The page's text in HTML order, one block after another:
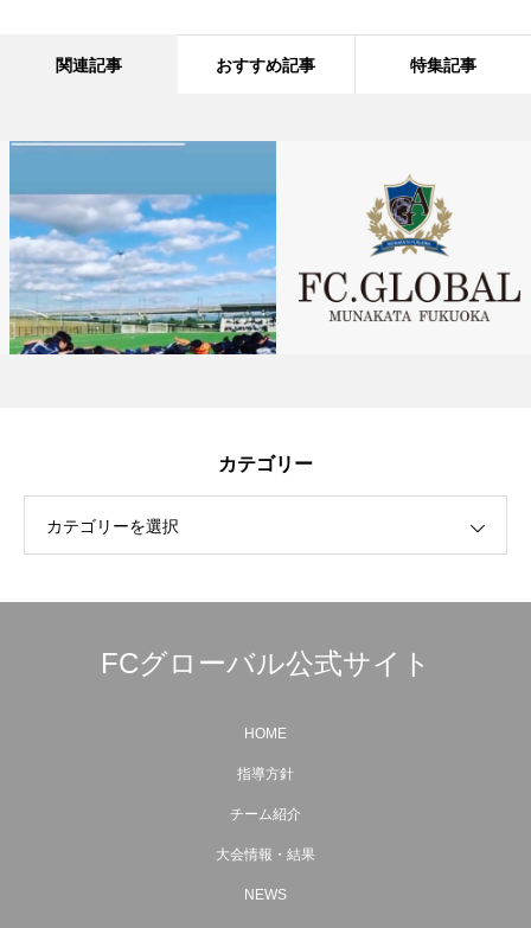
関連記事 おすすめ記事 特集記事
カテゴリー
カテゴリーを選択
FCグローバル公式サイト
HOME
指導方針
チーム紹介
大会情報・結果
NEWS